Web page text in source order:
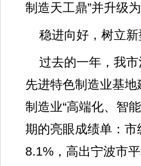
制造天工鼎”并升级
稳进向好，树立
过去的一年，我
先进特色制造业基
制造业“高端化、智
期的亮眼成绩单：
8.1%，高出宁波市